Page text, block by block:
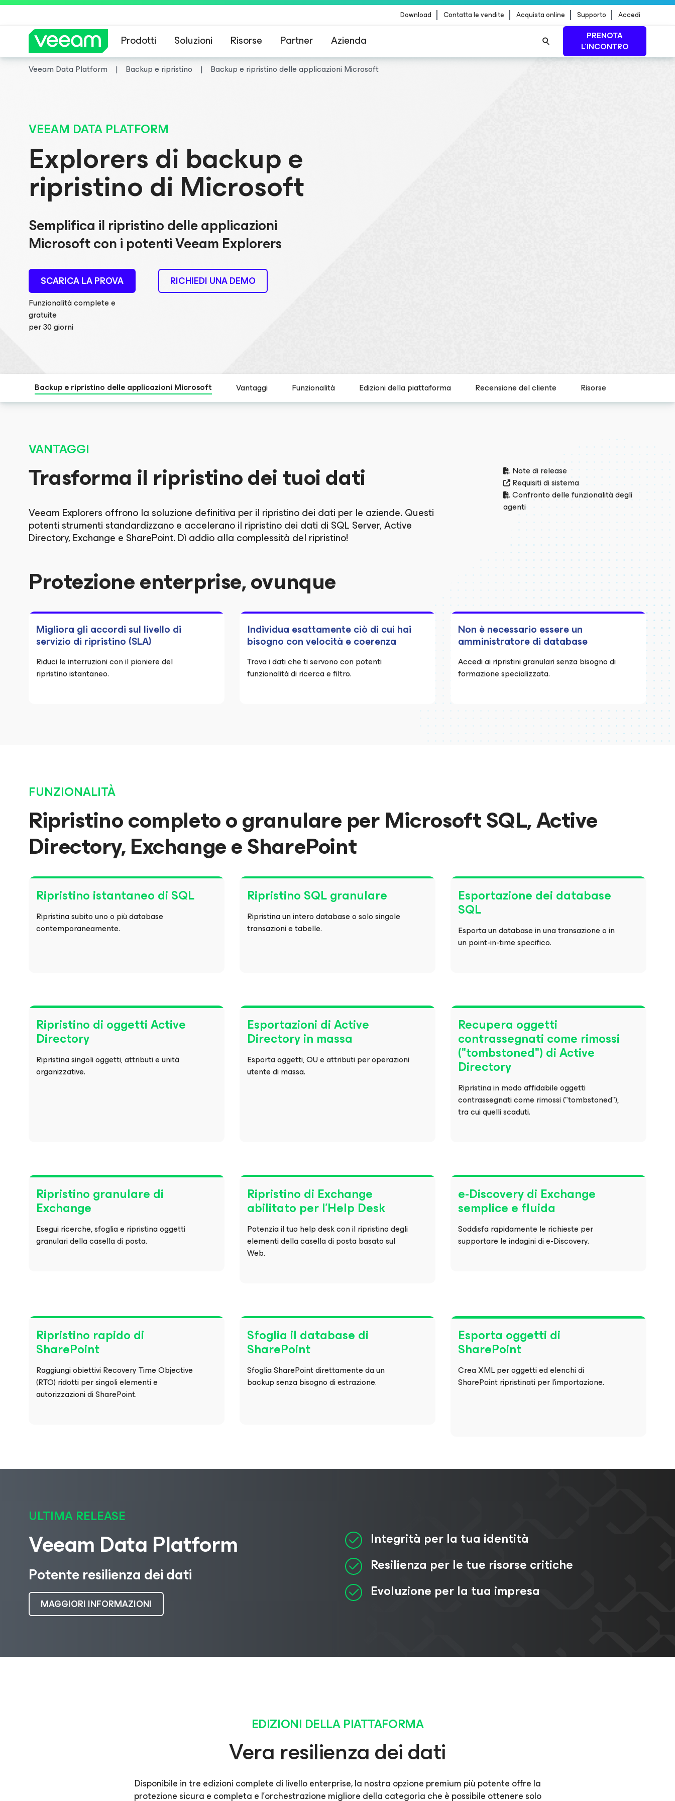
Download Contatta le vendite Acquista online Supporto Accedi
Prodotti Soluzioni Risorse Partner Azienda
PRENOTA
L'INCONTRO
Veeam Data Platform Backup e ripristino Backup e ripristino delle applicazioni Microsoft
VEEAM DATA PLATFORM
Explorers di backup e
ripristino di Microsoft
Semplifica il ripristino delle applicazioni
Microsoft con i potenti Veeam Explorers
SCARICA LA PROVA
Funzionalità complete e
gratuite
per 30 giorni
RICHIEDI UNA DEMO
Backup e ripristino delle applicazioni Microsoft Vantaggi Funzionalità Edizioni della piattaforma Recensione del cliente Risorse
VANTAGGI
Trasforma il ripristino dei tuoi dati
Veeam Explorers offrono la soluzione definitiva per il ripristino dei dati per le aziende. Questi
potenti strumenti standardizzano e accelerano il ripristino dei dati di SQL Server, Active
Directory, Exchange e SharePoint. Dì addio alla complessità del ripristino!
Note di release
Requisiti di sistema
Confronto delle funzionalità degli
agenti
Protezione enterprise, ovunque
Migliora gli accordi sul livello di
servizio di ripristino (SLA)
Riduci le interruzioni con il pioniere del
ripristino istantaneo.
Individua esattamente ciò di cui hai
bisogno con velocità e coerenza
Trova i dati che ti servono con potenti
funzionalità di ricerca e filtro.
Non è necessario essere un
amministratore di database
Accedi ai ripristini granulari senza bisogno di
formazione specializzata.
FUNZIONALITÀ
Ripristino completo o granulare per Microsoft SQL, Active
Directory, Exchange e SharePoint
Ripristino istantaneo di SQL
Ripristina subito uno o più database
contemporaneamente.
Ripristino SQL granulare
Ripristina un intero database o solo singole
transazioni e tabelle.
Esportazione dei database
SQL
Esporta un database in una transazione o in
un point-in-time specifico.
Ripristino di oggetti Active
Directory
Ripristina singoli oggetti, attributi e unità
organizzative.
Esportazioni di Active
Directory in massa
Esporta oggetti, OU e attributi per operazioni
utente di massa.
Recupera oggetti
contrassegnati come rimossi
("tombstoned") di Active
Directory
Ripristina in modo affidabile oggetti
contrassegnati come rimossi ("tombstoned"),
tra cui quelli scaduti.
Ripristino granulare di
Exchange
Esegui ricerche, sfoglia e ripristina oggetti
granulari della casella di posta.
Ripristino di Exchange
abilitato per l'Help Desk
Potenzia il tuo help desk con il ripristino degli
elementi della casella di posta basato sul
Web.
e-Discovery di Exchange
semplice e fluida
Soddisfa rapidamente le richieste per
supportare le indagini di e-Discovery.
Ripristino rapido di
SharePoint
Raggiungi obiettivi Recovery Time Objective
(RTO) ridotti per singoli elementi e
autorizzazioni di SharePoint.
Sfoglia il database di
SharePoint
Sfoglia SharePoint direttamente da un
backup senza bisogno di estrazione.
Esporta oggetti di
SharePoint
Crea XML per oggetti ed elenchi di
SharePoint ripristinati per l'importazione.
ULTIMA RELEASE
Veeam Data Platform
Potente resilienza dei dati
MAGGIORI INFORMAZIONI
Integrità per la tua identità
Resilienza per le tue risorse critiche
Evoluzione per la tua impresa
EDIZIONI DELLA PIATTAFORMA
Vera resilienza dei dati
Disponibile in tre edizioni complete di livello enterprise, la nostra opzione premium più potente offre la
protezione sicura e completa e l'orchestrazione migliore della categoria che è possibile ottenere solo